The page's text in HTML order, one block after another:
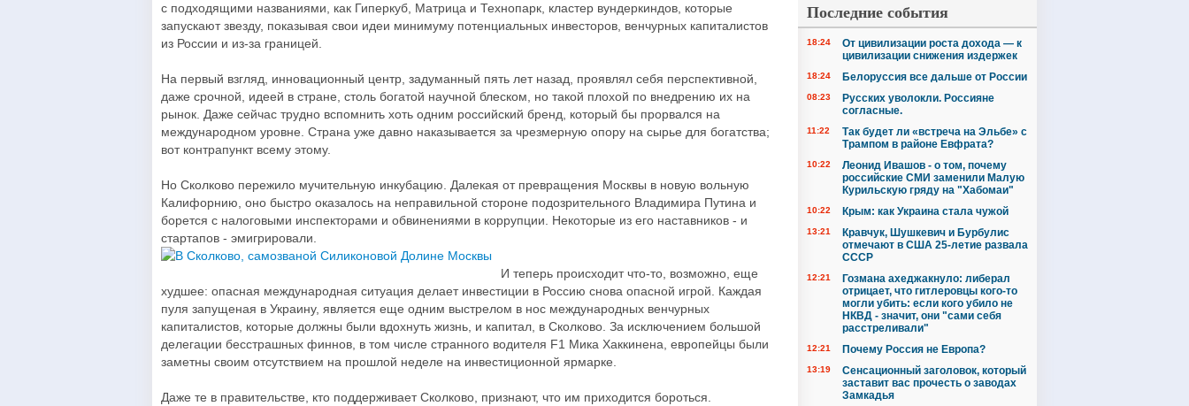
с подходящими названиями, как Гиперкуб, Матрица и Технопарк, кластер вундеркиндов, которые
запускают звезду, показывая свои идеи минимуму потенциальных инвесторов, венчурных капиталистов
из России и из-за границей.
На первый взгляд, инновационный центр, задуманный пять лет назад, проявлял себя перспективной,
даже срочной, идеей в стране, столь богатой научной блеском, но такой плохой по внедрению их на
рынок. Даже сейчас трудно вспомнить хоть одним российский бренд, который бы прорвался на
международном уровне. Страна уже давно наказывается за чрезмерную опору на сырье для богатства;
вот контрапункт всему этому.
Но Сколково пережило мучительную инкубацию. Далекая от превращения Москвы в новую вольную
Калифорнию, оно быстро оказалось на неправильной стороне подозрительного Владимира Путина и
борется с налоговыми инспекторами и обвинениями в коррупции. Некоторые из его наставников - и
стартапов - эмигрировали.
И теперь происходит что-то, возможно, еще
худшее: опасная международная ситуация делает инвестиции в Россию снова опасной игрой. Каждая
пуля запущеная в Украину, является еще одним выстрелом в нос международных венчурных
капиталистов, которые должны были вдохнуть жизнь, и капитал, в Сколково. За исключением большой
делегации бесстрашных финнов, в том числе странного водителя F1 Мика Хаккинена, европейцы были
заметны своим отсутствием на прошлой неделе на инвестиционной ярмарке.
Даже те в правительстве, кто поддерживает Сколково, признают, что им приходится бороться.
Последние события
18:24
От цивилизации роста дохода — к
цивилизации снижения издержек
18:24 Белоруссия все дальше от России
08:23
Русских уволокли. Россияне
согласные.
11:22
Так будет ли «встреча на Эльбе» с
Трампом в районе Евфрата?
10:22
Леонид Ивашов - о том, почему
российские СМИ заменили Малую
Курильскую гряду на "Хабомаи"
10:22 Крым: как Украина стала чужой
13:21
Кравчук, Шушкевич и Бурбулис
отмечают в США 25-летие развала
СССР
12:21
Гозмана ахеджакнуло: либерал
отрицает, что гитлеровцы кого-то
могли убить: если кого убило не
НКВД - значит, они "сами себя
расстреливали"
12:21 Почему Россия не Европа?
13:19
Сенсационный заголовок, который
заставит вас прочесть о заводах
Замкадья